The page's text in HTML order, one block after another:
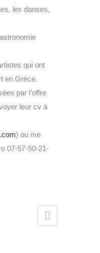
les danses,
qui ont
en Grèce.
par l’offre
leur cv à
) ou me
07-57-50-21-